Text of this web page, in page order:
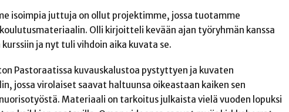
isoimpia juttuja on ollut projektimme, jossa tuotamme
Olli kirjoitteli kevään ajan työryhmän kanssa
ja nyt tuli vihdoin aika kuvata se.
Pastoraatissa kuvauskalustoa pystyttyen ja kuvaten
jossa virolaiset saavat haltuunsa oikeastaan kaiken sen
Materiaali on tarkoitus julkaista vielä vuoden lopuksi